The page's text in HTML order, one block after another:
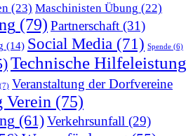
(23) Maschinisten Übung (22)
(79) Partnerschaft (31)
(14) Social Media (71) Spende (6)
Technische Hilfeleistung
(7) Veranstaltung der Dorfvereine
Verein (75)
(61)Verkehrsunfall (29)